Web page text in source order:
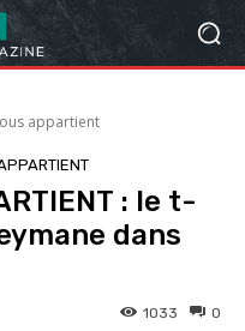
appartient
: le t-
dans
0
1033